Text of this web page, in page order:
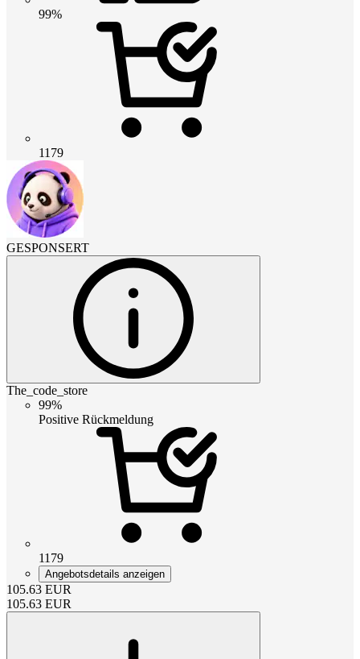
99%
1179
GESPONSERT
The_code_store
99%
Positive Rückmeldung
1179
Angebotsdetails anzeigen
105.63 EUR
105.63 EUR